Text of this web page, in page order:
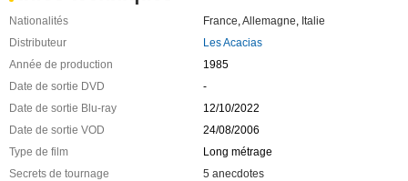
Nationalités France Allemagne Italie
Distributeur
Les Acacias
Année de production
1985
Date de sortie DVD
-
Date de sortie Blu-ray
12/10/2022
Date de sortie VOD
24/08/2006
Type de film
Long métrage
Secrets de tournage
5 anecdotes